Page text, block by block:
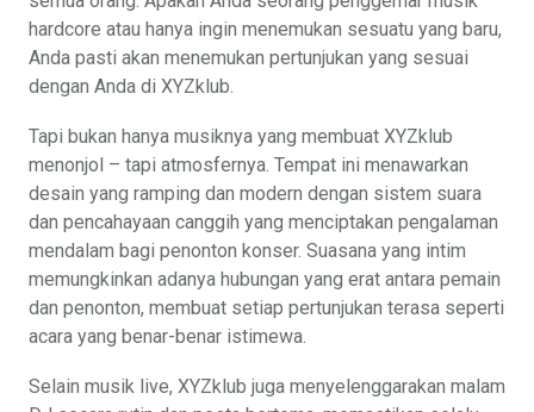
hardcore atau hanya ingin menemukan sesuatu yang baru,
Anda pasti akan menemukan pertunjukan yang sesuai
dengan Anda di XYZklub.
Tapi bukan hanya musiknya yang membuat XYZklub
menonjol – tapi atmosfernya. Tempat ini menawarkan
desain yang ramping dan modern dengan sistem suara
dan pencahayaan canggih yang menciptakan pengalaman
mendalam bagi penonton konser. Suasana yang intim
memungkinkan adanya hubungan yang erat antara pemain
dan penonton, membuat setiap pertunjukan terasa seperti
acara yang benar-benar istimewa.
Selain musik live, XYZklub juga menyelenggarakan malam